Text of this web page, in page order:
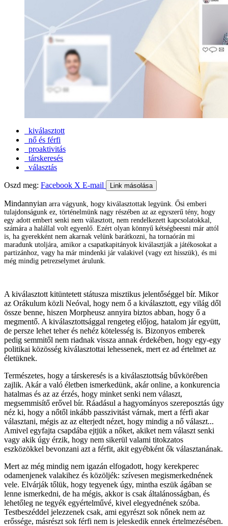
kiválasztott
nő és férfi
proaktivitás
társkeresés
választás
Oszd meg: Facebook X E-mail Link másolása
Mindannyian arra vágyunk, hogy kiválasztottak legyünk. Ősi emberi
tulajdonságunk ez, történelmünk nagy részében az az egyszerű tény, hogy
egy adott embert senki nem választott, nem rendelkezett kapcsolatokkal,
számára a halállal volt egyenlő. Ezért olyan könnyű kétségbeesni már attól
is, ha gyerekként nem akarnak velünk barátkozni, ha tornaórán mi
maradunk utoljára, amikor a csapatkapitányok kiválasztják a játékosokat a
partizánhoz, vagy ha már mindenki jár valakivel (vagy ezt hisszük), és mi
még mindig petrezselymet árulunk.
A kiválasztott kitüntetett státusza misztikus jelentőséggel bír. Mikor
az Orákulum közli Neóval, hogy nem ő a kiválasztott, egy világ dől
össze benne, hiszen Morpheusz annyira biztos abban, hogy ő a
megmentő. A kiválasztottsággal rengeteg előjog, hatalom jár együtt,
de persze lehet teher és nehéz kötelesség is. Bizonyos emberek
pedig semmitől nem riadnak vissza annak érdekében, hogy egy-egy
politikai közösség kiválasztottai lehessenek, mert ez ad értelmet az
életüknek.
Természetes, hogy a társkeresés is a kiválasztottság bűvkörében
zajlik. Akár a való életben ismerkedünk, akár online, a konkurencia
hatalmas és az az érzés, hogy minket senki nem választ,
megsemmisítő erővel bír. Ráadásul a hagyományos szereposztás úgy
néz ki, hogy a nőtől inkább passzivitást várnak, mert a férfi akar
választani, mégis az az elterjedt nézet, hogy mindig a nő választ...
Amivel egyfajta csapdába ejtjük a nőket, akiket nem választ senki
vagy akik úgy érzik, hogy nem sikerül valami titokzatos
eszközökkel bevonzani azt a férfit, akit egyébként ők választanának.
Mert az még mindig nem igazán elfogadott, hogy kerekperec
odamenjenek valakihez és közöljék: szívesen megismerkednének
vele. Elvárják tőlük, hogy tegyenek úgy, mintha eszük ágában se
lenne ismerkedni, de ha mégis, akkor is csak általánosságban, és
lehetőleg ne tegyék egyértelművé, kivel elegyednének szóba.
Testbeszéddel jelezzenek csak, ami egyrészt sok nőnek nem az
erőssége, másrészt sok férfi nem is jeleskedik ennek értelmezésében.